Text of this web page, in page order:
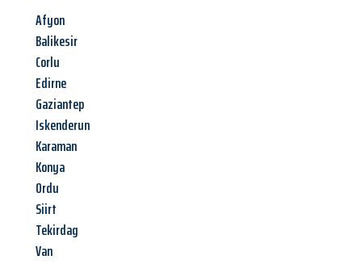
Afyon
Balikesir
Corlu
Edirne
Gaziantep
Iskenderun
Karaman
Konya
Ordu
Siirt
Tekirdag
Van